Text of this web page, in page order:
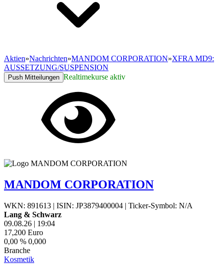
Aktien»Nachrichten»MANDOM CORPORATION»XFRA MD9:
AUSSETZUNG/SUSPENSION
Push Mitteilungen Realtimekurse aktiv
MANDOM CORPORATION
WKN: 891613 | ISIN: JP3879400004 | Ticker-Symbol: N/A
Lang & Schwarz
09.08.26 | 19:04
17,200 Euro
0,00 % 0,000
Branche
Kosmetik